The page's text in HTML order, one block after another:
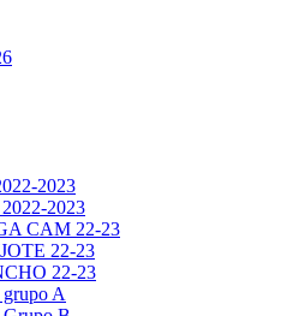
2023
2023
CAM 22-23
22-23
22-23
A